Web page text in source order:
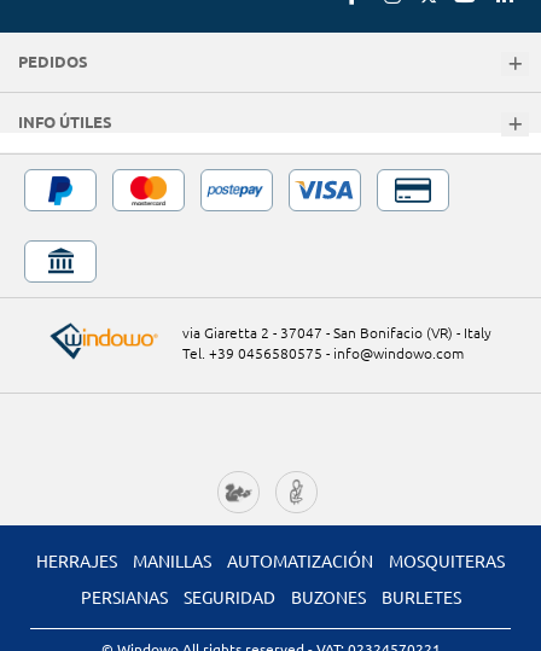
PEDIDOS
INFO ÚTILES
via Giaretta 2 - 37047 - San Bonifacio (VR) - Italy
Tel. +39 0456580575 - info@windowo.com
HERRAJES MANILLAS AUTOMATIZACIÓN
MOSQUITERAS
PERSIANAS
SEGURIDAD BUZONES BURLETES